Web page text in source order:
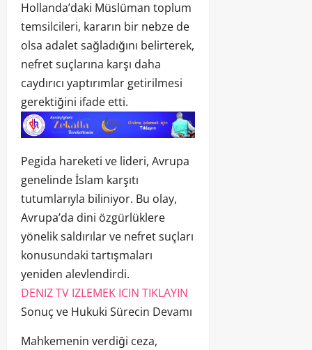
Hollanda’daki Müslüman toplum
temsilcileri, kararın bir nebze de
olsa adalet sağladığını belirterek,
nefret suçlarına karşı daha
caydırıcı yaptırımlar getirilmesi
gerektiğini ifade etti.
Pegida hareketi ve lideri, Avrupa
genelinde İslam karşıtı
tutumlarıyla biliniyor. Bu olay,
Avrupa’da dini özgürlüklere
yönelik saldırılar ve nefret suçları
konusundaki tartışmaları
yeniden alevlendirdi.
DENIZ TV IZLEMEK ICIN TIKLAYIN
Sonuç ve Hukuki Sürecin Devamı
Mahkemenin verdiği ceza,